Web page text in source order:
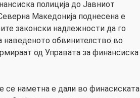
полиција до Јавниот
Македонија поднесена е
законски надлежности да го
наведеното обвинителство во
од Управата за финансиска
наметна е дали во финасиската